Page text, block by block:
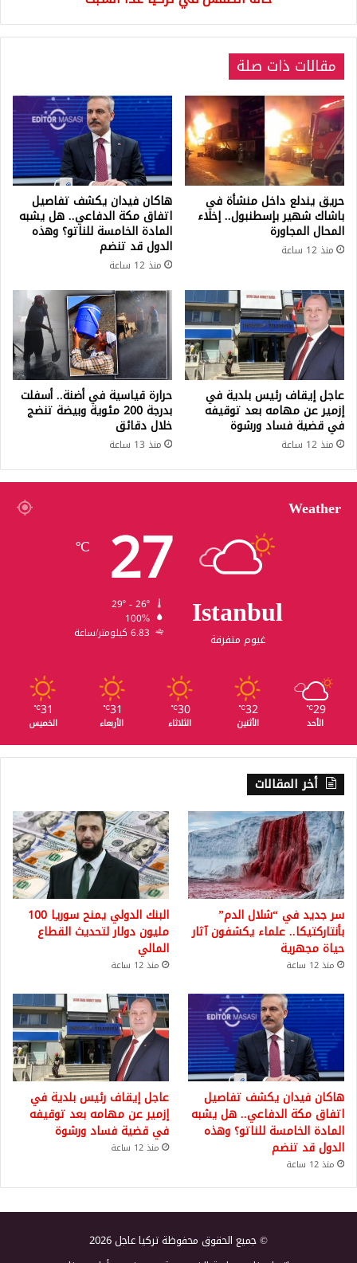
مقالات ذات صلة
حريق يندلع داخل منشأة في
باشاك شهير بإسطنبول.. إخلاء
المحال المجاورة
منذ 12 ساعة
هاكان فيدان يكشف تفاصيل
اتفاق مكة الدفاعي.. هل يشبه
المادة الخامسة للناتو؟ وهذه
الدول قد تنضم
منذ 12 ساعة
عاجل إيقاف رئيس بلدية في
إزمير عن مهامه بعد توقيفه
في قضية فساد ورشوة
منذ 12 ساعة
حرارة قياسية في أضنة.. أسفلت
بدرجة 200 مئوية وبيضة تنضج
خلال دقائق
منذ 13 ساعة
Weather
Istanbul
غيوم متفرقة
27
℃
100%
6.83 كيلومتر/ساعة
29
℃
الأحد
32
℃
الأثنين
30
℃
الثلاثاء
31
℃
الأربعاء
31
℃
الخميس
أخر المقالات
سر جديد في “شلال الدم”
بأنتاركتيكا.. علماء يكشفون آثار
حياة مجهرية
منذ 12 ساعة
البنك الدولي يمنح سوريا 100
مليون دولار لتحديث القطاع
المالي
منذ 12 ساعة
هاكان فيدان يكشف تفاصيل
اتفاق مكة الدفاعي.. هل يشبه
المادة الخامسة للناتو؟ وهذه
الدول قد تنضم
منذ 12 ساعة
عاجل إيقاف رئيس بلدية في
إزمير عن مهامه بعد توقيفه
في قضية فساد ورشوة
منذ 12 ساعة
© جميع الحقوق محفوظة تركيا عاجل 2026